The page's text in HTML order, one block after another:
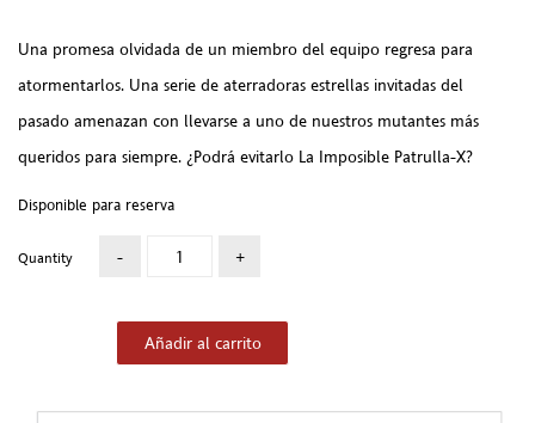
Una promesa olvidada de un miembro del equipo regresa para
atormentarlos. Una serie de aterradoras estrellas invitadas del
pasado amenazan con llevarse a uno de nuestros mutantes más
queridos para siempre. ¿Podrá evitarlo La Imposible Patrulla-X?
Disponible para reserva
Quantity
Añadir al carrito